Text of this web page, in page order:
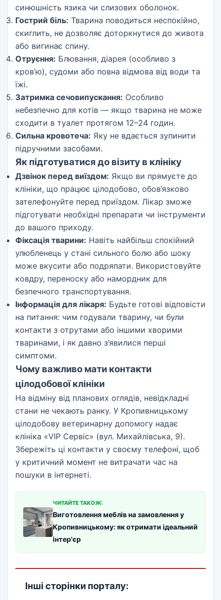
синюшність язика чи слизових оболонок.
Гострий біль: Тварина поводиться неспокійно,
скиглить, не дозволяє доторкнутися до живота
або вигинає спину.
Отруєння: Блювання, діарея (особливо з
кров’ю), судоми або повна відмова від води та
їжі.
Затримка сечовипускання: Особливо
небезпечно для котів — якщо тварина не може
сходити в туалет протягом 12–24 годин.
Сильна кровотеча: Яку не вдається зупинити
підручними засобами.
Як підготуватися до візиту в клініку
Дзвінок перед виїздом: Якщо ви прямуєте до
клініки, що працює цілодобово, обов’язково
зателефонуйте перед приїздом. Лікар зможе
підготувати необхідні препарати чи інструменти
до вашого приходу.
Фіксація тварини: Навіть найбільш спокійний
улюбленець у стані сильного болю або шоку
може вкусити або подряпати. Використовуйте
ковдру, переноску або намордник для
безпечного транспортування.
Інформація для лікаря: Будьте готові відповісти
на питання: чим годували тварину, чи були
контакти з отрутами або іншими хворими
тваринами, і як давно з’явилися перші
симптоми.
Чому важливо мати контакти
цілодобової клініки
На відміну від планових оглядів, невідкладні
стани не чекають ранку. У Кропивницькому
цілодобову ветеринарну допомогу надає
клініка «VIP Сервіс» (вул. Михайлівська, 9).
Збережіть ці контакти у своєму телефоні, щоб
у критичний момент не витрачати час на
пошуки в інтернеті.
ЧИТАЙТЕ ТАКОЖ:
Виготовлення меблів на замовлення у
Кропивницькому: як отримати ідеальний
інтер'єр
Інші сторінки порталу: